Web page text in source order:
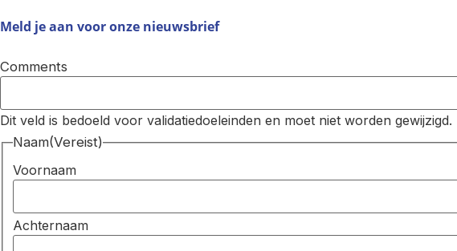
Meld je aan voor onze nieuwsbrief
Comments
Dit veld is bedoeld voor validatiedoeleinden en moet niet worden gewijzigd.
Naam(Vereist)
Voornaam
Achternaam